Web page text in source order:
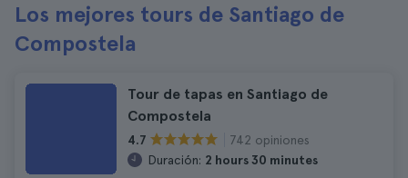
Los mejores tours de Santiago de
Compostela
Tour de tapas en Santiago de
Compostela
4.7
742 opiniones
Duración: 2 hours 30 minutes